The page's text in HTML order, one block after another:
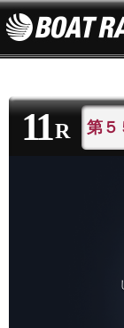
11 R 第５